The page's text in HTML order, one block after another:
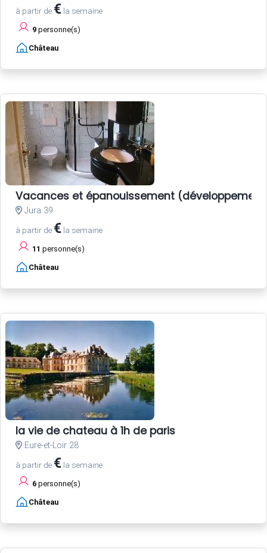
à partir de € la semaine
9 personne(s)
Château
Vacances et épanouissement
Jura 39
à partir de € la semaine
11 personne(s)
Château
la vie de chateau à 1h de paris
Eure-et-Loir 28
à partir de € la semaine
6 personne(s)
Château